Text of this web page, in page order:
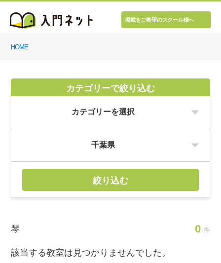
掲載をご希望のスクール様へ
HOME
カテゴリーで絞り込む
絞り込む
琴 0 件
該当する教室は見つかりませんでした。